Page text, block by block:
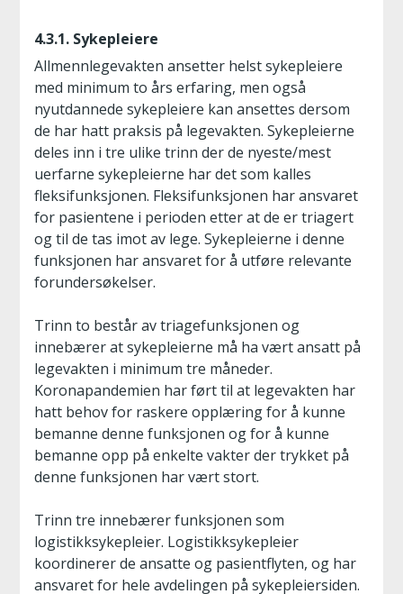
4.3.1. Sykepleiere
Allmennlegevakten ansetter helst sykepleiere
med minimum to års erfaring, men også
nyutdannede sykepleiere kan ansettes dersom
de har hatt praksis på legevakten. Sykepleierne
deles inn i tre ulike trinn der de nyeste/mest
uerfarne sykepleierne har det som kalles
fleksifunksjonen. Fleksifunksjonen har ansvaret
for pasientene i perioden etter at de er triagert
og til de tas imot av lege. Sykepleierne i denne
funksjonen har ansvaret for å utføre relevante
forundersøkelser.
Trinn to består av triagefunksjonen og
innebærer at sykepleierne må ha vært ansatt på
legevakten i minimum tre måneder.
Koronapandemien har ført til at legevakten har
hatt behov for raskere opplæring for å kunne
bemanne denne funksjonen og for å kunne
bemanne opp på enkelte vakter der trykket på
denne funksjonen har vært stort.
Trinn tre innebærer funksjonen som
logistikksykepleier. Logistikksykepleier
koordinerer de ansatte og pasientflyten, og har
ansvaret for hele avdelingen på sykepleiersiden.